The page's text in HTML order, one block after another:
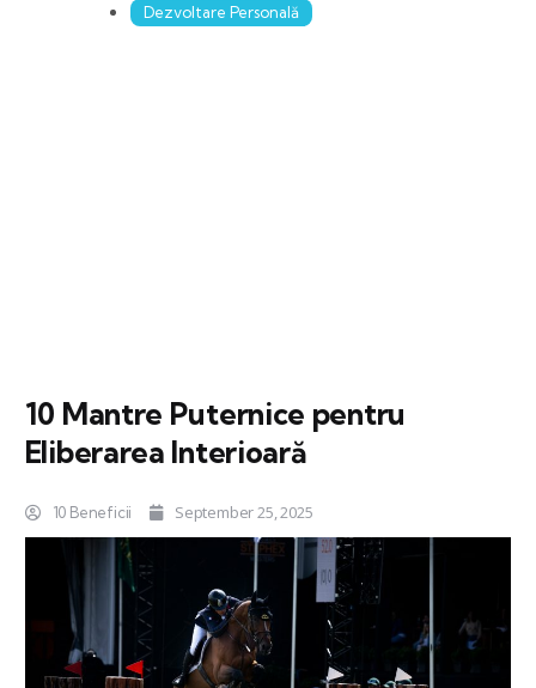
Dezvoltare Personală
10 Mantre Puternice pentru
Eliberarea Interioară
10 Beneficii September 25, 2025